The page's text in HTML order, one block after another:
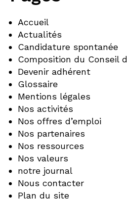
Accueil
Actualités
Candidature spontanée
Composition du Conseil
Devenir adhérent
Glossaire
Mentions légales
Nos activités
Nos offres d’emploi
Nos partenaires
Nos ressources
Nos valeurs
notre journal
Nous contacter
Plan du site